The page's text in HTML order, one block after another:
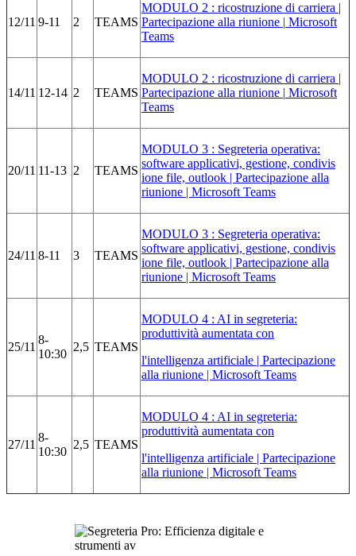
12/11 9-11 2 TEAMS
MODULO 2 : ricostruzione di carriera |
Partecipazione alla riunione | Microsoft
Teams
14/11 12-14 2 TEAMS
MODULO 2 : ricostruzione di carriera |
Partecipazione alla riunione | Microsoft
Teams
20/11 11-13 2 TEAMS
MODULO 3 : Segreteria operativa:
software applicativi, gestione, condivis
ione file, outlook | Partecipazione alla
riunione | Microsoft Teams
24/11 8-11 3 TEAMS
MODULO 3 : Segreteria operativa:
software applicativi, gestione, condivis
ione file, outlook | Partecipazione alla
riunione | Microsoft Teams
25/11
8-
10:30
2,5 TEAMS
MODULO 4 : AI in segreteria:
produttività aumentata con
l'intelligenza artificiale | Partecipazione
alla riunione | Microsoft Teams
27/11
8-
10:30
2,5 TEAMS
MODULO 4 : AI in segreteria:
produttività aumentata con
l'intelligenza artificiale | Partecipazione
alla riunione | Microsoft Teams